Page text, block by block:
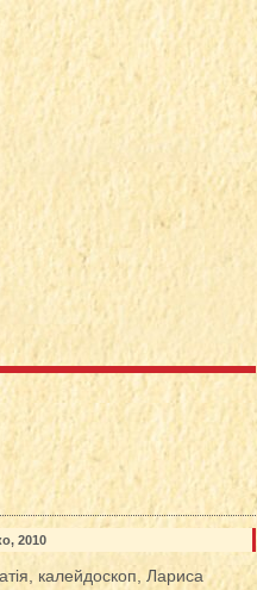
2010
калейдоскоп, Лариса